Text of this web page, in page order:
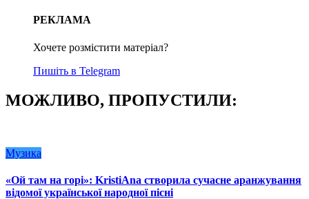
РЕКЛАМА
Хочете розмістити матеріал?
Пишіть в Telegram
МОЖЛИВО, ПРОПУСТИЛИ:
Музика
«Ой там на горі»: KristiAna створила сучасне аранжування
відомої української народної пісні